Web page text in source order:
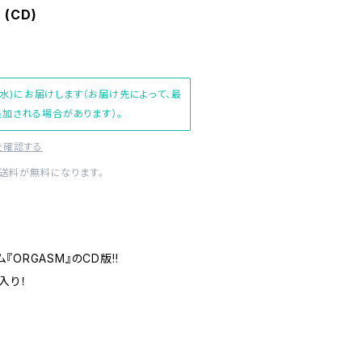
(CD)
にお届けします（お届け先によって、最
される場合があります）。
認する
が無料になります。
ORGASM』のCD版!!
り！